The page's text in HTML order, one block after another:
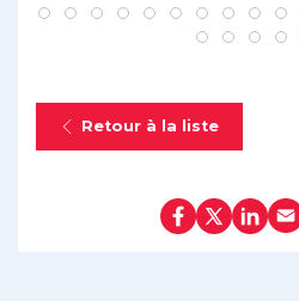
Retour à la liste